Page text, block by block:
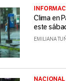
Clima en
este
EMILIANA
NACIONAL